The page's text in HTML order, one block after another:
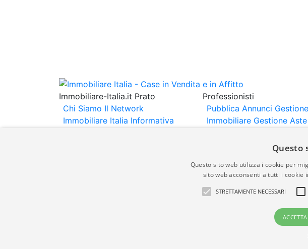
Immobiliare-Italia.it Prato
Chi Siamo Il Network
Immobiliare Italia Informativa
Professionisti
Pubblica Annunci Gestione
Immobiliare Gestione Aste
Gli annunci immobiliari presenti su immobiliare-italia.it
italia.it quindi non è responsabile della veridicità, della
Questo
Questo sito web utilizza i cookie per
sito web acconsenti a tutti i cookie
STRETTAMENTE NECESSARI